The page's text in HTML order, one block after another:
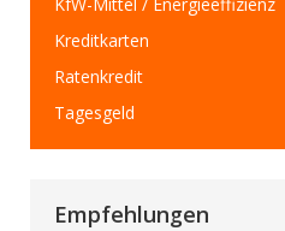
Kreditkarten
Ratenkredit
Tagesgeld
Empfehlungen